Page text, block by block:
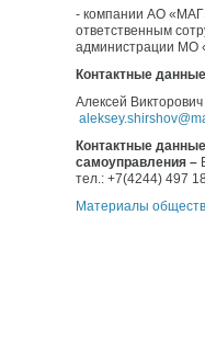
- компании АО
ответственным
администрации МО
Контактные
Алексей
Контактные
самоуправления –
тел.: +7(4244) 497
Материалы